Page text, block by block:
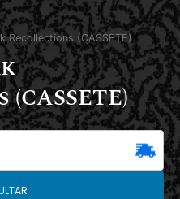
Recollections (CASSETE)